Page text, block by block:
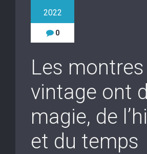
2022
0
Les montres
vintage ont
magie, de
et du temps